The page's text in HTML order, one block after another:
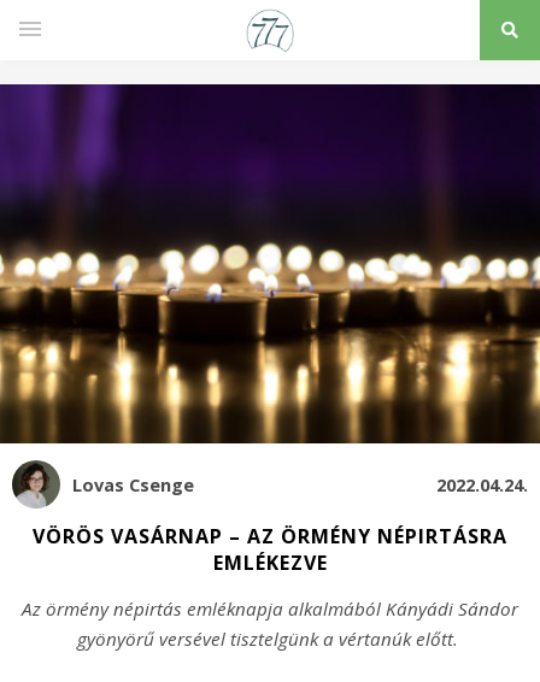
Lovas Csenge 2022.04.24.
VÖRÖS VASÁRNAP – AZ ÖRMÉNY NÉPIRTÁSRA
EMLÉKEZVE
Az örmény népirtás emléknapja alkalmából Kányádi Sándor
gyönyörű versével tisztelgünk a vértanúk előtt.